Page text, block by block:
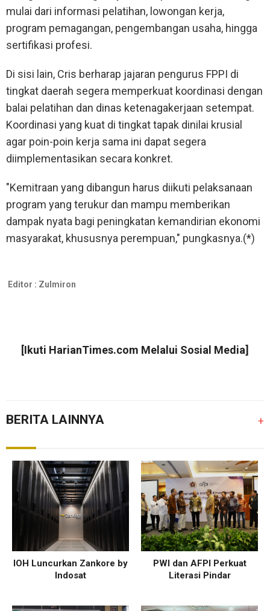
mulai dari informasi pelatihan, lowongan kerja,
program pemagangan, pengembangan usaha, hingga
sertifikasi profesi.
Di sisi lain, Cris berharap jajaran pengurus FPPI di
tingkat daerah segera memperkuat koordinasi dengan
balai pelatihan dan dinas ketenagakerjaan setempat.
Koordinasi yang kuat di tingkat tapak dinilai krusial
agar poin-poin kerja sama ini dapat segera
diimplementasikan secara konkret.
"Kemitraan yang dibangun harus diikuti pelaksanaan
program yang terukur dan mampu memberikan
dampak nyata bagi peningkatan kemandirian ekonomi
masyarakat, khususnya perempuan," pungkasnya.(*)
Editor : Zulmiron
[Ikuti HarianTimes.com Melalui Sosial Media]
BERITA LAINNYA +
IOH Luncurkan Zankore by
Indosat
PWI dan AFPI Perkuat
Literasi Pindar